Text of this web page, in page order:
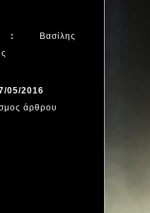
:
Bασίλης
05/2016
άρθρου